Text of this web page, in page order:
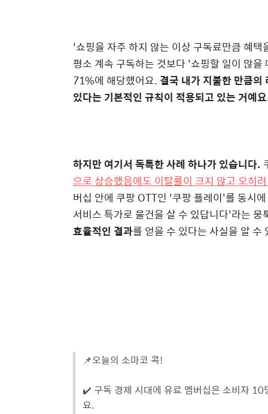
'쇼핑을 자주 하지 않는 이상 구독료만큼 혜
평소 계속 구독하는 것보다 '쇼핑할 일이 많
71%에 해당했어요. 결국 내가 지불한 만큼
있다는 기본적인 규칙이 적용되고 있는 거예
하지만 여기서 독특한 사례 하나가 있습니다.
으로 상승했음에도 이탈률이 크지 않고 오히
버십 안에 쿠팡 OTT인 '쿠팡 플레이'를 동시
서비스 특가로 물건을 살 수 있답니다'라는 뭉
효율적인 결과를 얻을 수 있다는 사실을 알
📌오늘의 소마코 콕!
✔️ 구독 경제 시대에 유료 멤버십은 소비자
요.